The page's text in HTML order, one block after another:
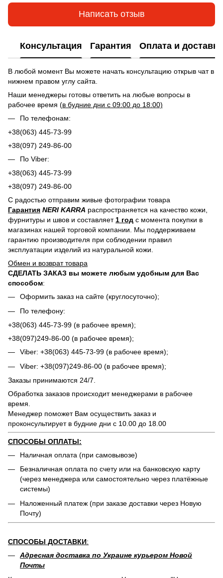
Написать отзыв
Консультация Гарантия Оплата и доставка
В любой момент Вы можете начать консультацию открыв чат в
нижнем правом углу сайта.
Наши менеджеры готовы ответить на любые вопросы в
рабочее время (в будние дни с 09:00 до 18:00)
По телефонам:
+38(063) 445-73-99
+38(097) 249-86-00
По Viber:
+38(063) 445-73-99
+38(097) 249-86-00
С радостью отправим живые фотографии товара
Гарантия NERI KARRA распространяется на качество кожи,
фурнитуры и швов и составляет1 год с момента покупки в
магазинах нашей торговой компании. Мы поддерживаем
гарантию производителя при соблюдении правил
эксплуатации изделий из натуральной кожи.
Обмен и возврат товара
СДЕЛАТЬ ЗАКАЗ вы можете любым удобным для Вас
способом:
Оформить заказ на сайте (круглосуточно);
По телефону:
+38(063) 445-73-99 (в рабочее время);
+38(097)249-86-00 (в рабочее время);
Viber: +38(063) 445-73-99 (в рабочее время);
Viber: +38(097)249-86-00 (в рабочее время);
Заказы принимаются 24/7.
Обработка заказов происходит менеджерами в рабочее
время.
Менеджер поможет Вам осуществить заказ и
проконсультирует в будние дни с 10.00 до 18.00
СПОСОБЫ ОПЛАТЫ:
Наличная оплата (при самовывозе)
Безналичная оплата по счету или на банковскую карту
(через менеджера или самостоятельно через платёжные
системы)
Наложенный платеж (при заказе доставки через Новую
Почту)
СПОСОБЫ ДОСТАВКИ:
Адресная доставка по Украине курьером Новой
Почты